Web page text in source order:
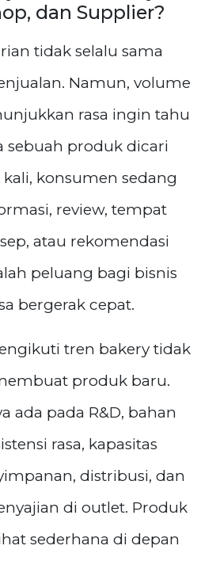
dan Supplier?
tidak selalu sama
Namun, volume
rasa ingin tahu
sebuah produk dicari
konsumen sedang
review, tempat
atau rekomendasi
peluang bagi bisnis
bergerak cepat.
tren bakery tidak
produk baru.
ada pada R&D, bahan
rasa, kapasitas
distribusi, dan
di outlet. Produk
sederhana di depan